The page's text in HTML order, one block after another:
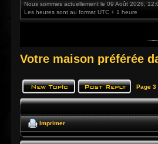
Nous sommes actuellement le 09 Août 2026,
Les heures sont au format UTC + 1 heure
Votre maison préférée
Page 3
Imprimer